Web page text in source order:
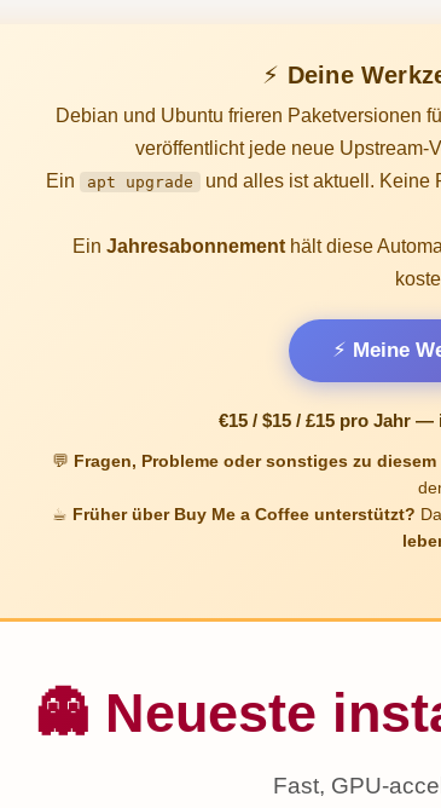
⚡ Deine
Debian und Ubuntu frieren Paketversionen
veröffentlicht jede neue Upstream-
Ein
apt upgrade und alles ist aktuell. Keine
Ein Jahresabonnement hält diese
⚡ Meine
€15 / $15 / £15pro Jahr —
💬 Fragen, Probleme oder sonstiges zu
☕ Früher über Buy Me a Coffee unterstützt?
👻 Neueste
Fast, GPU-